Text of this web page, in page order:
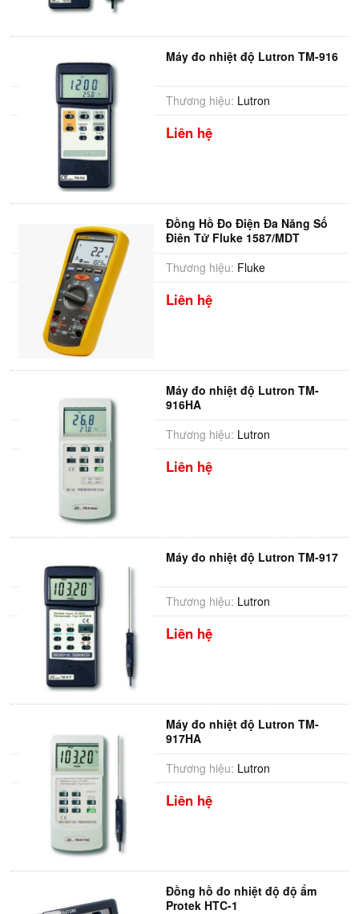
Máy đo nhiệt độ Lutron TM-916
Thương hiệu: Lutron
Liên hệ
Đồng Hồ Đo Điện Đa Năng Số
Điện Tử Fluke 1587/MDT
Thương hiệu: Fluke
Liên hệ
Máy đo nhiệt độ Lutron TM-
916HA
Thương hiệu: Lutron
Liên hệ
Máy đo nhiệt độ Lutron TM-917
Thương hiệu: Lutron
Liên hệ
Máy đo nhiệt độ Lutron TM-
917HA
Thương hiệu: Lutron
Liên hệ
Đồng hồ đo nhiệt độ độ ẩm
Protek HTC-1